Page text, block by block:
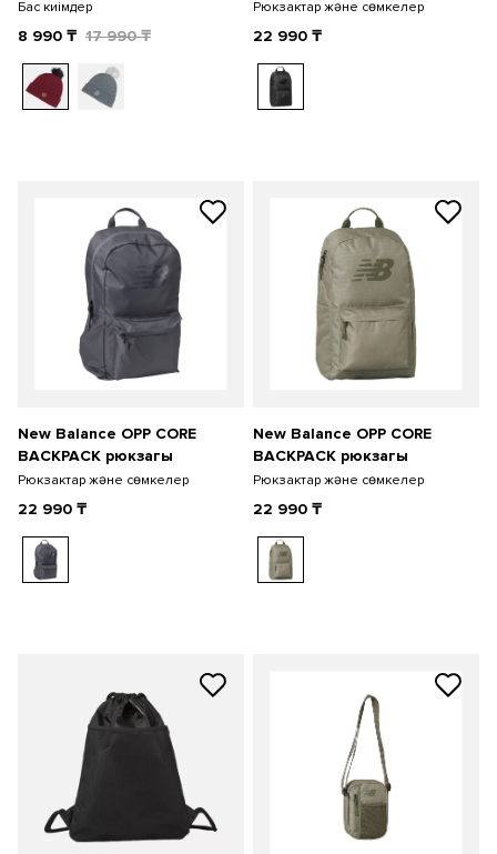
Бас киімдер
8 990 ₸ 17 990₸
Рюкзактар және сөмкелер
22 990 ₸
New Balance OPP CORE
BACKPACK рюкзагы
Рюкзактар және сөмкелер
22 990 ₸
New Balance OPP CORE
BACKPACK рюкзагы
Рюкзактар және сөмкелер
22 990 ₸